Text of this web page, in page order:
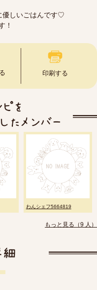
優しいごはんです♡
！
印刷する
わんシェフ5664819
もっと見る（9 人）